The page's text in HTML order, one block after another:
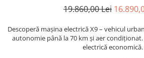
Xiaomi Mi
Roți și Anvelope
19.860,00 Lei
Descoperă mașina electrică X9 – vehicul
autonomie până la 70 km și aer
electrică economică.